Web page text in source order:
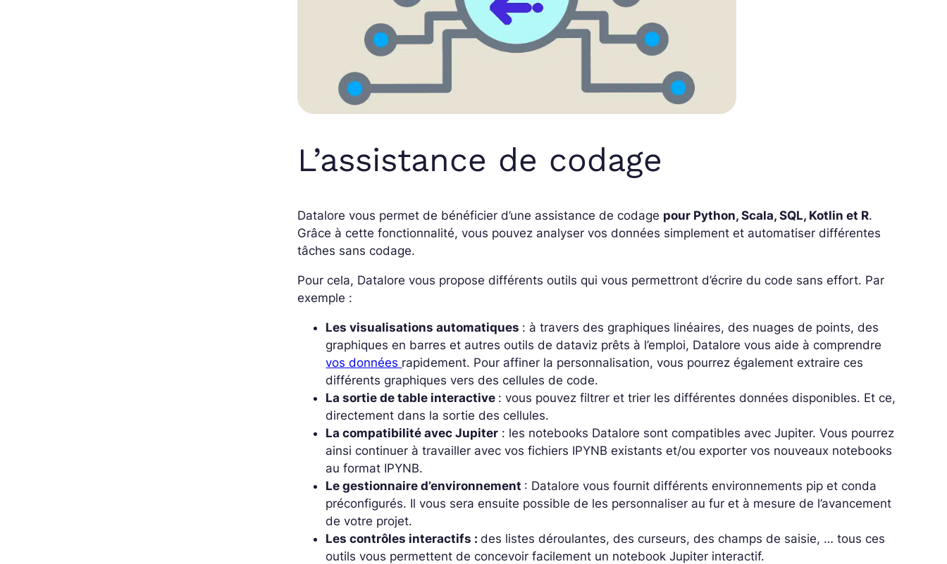
L’assistance de codage
Datalore vous permet de bénéficier d’une assistance de codage pour Python, Scala, SQL, Kotlin et R.
Grâce à cette fonctionnalité, vous pouvez analyser vos données simplement et automatiser différentes
tâches sans codage.
Pour cela, Datalore vous propose différents outils qui vous permettront d’écrire du code sans effort. Par
exemple :
Les visualisations automatiques : à travers des graphiques linéaires, des nuages de points, des
graphiques en barres et autres outils de dataviz prêts à l’emploi, Datalore vous aide à comprendre
vos données rapidement. Pour affiner la personnalisation, vous pourrez également extraire ces
différents graphiques vers des cellules de code.
La sortie de table interactive : vous pouvez filtrer et trier les différentes données disponibles. Et ce,
directement dans la sortie des cellules.
La compatibilité avec Jupiter : les notebooks Datalore sont compatibles avec Jupiter. Vous pourrez
ainsi continuer à travailler avec vos fichiers IPYNB existants et/ou exporter vos nouveaux notebooks
au format IPYNB.
Le gestionnaire d’environnement : Datalore vous fournit différents environnements pip et conda
préconfigurés. Il vous sera ensuite possible de les personnaliser au fur et à mesure de l’avancement
de votre projet.
Les contrôles interactifs : des listes déroulantes, des curseurs, des champs de saisie, … tous ces
outils vous permettent de concevoir facilement un notebook Jupiter interactif.